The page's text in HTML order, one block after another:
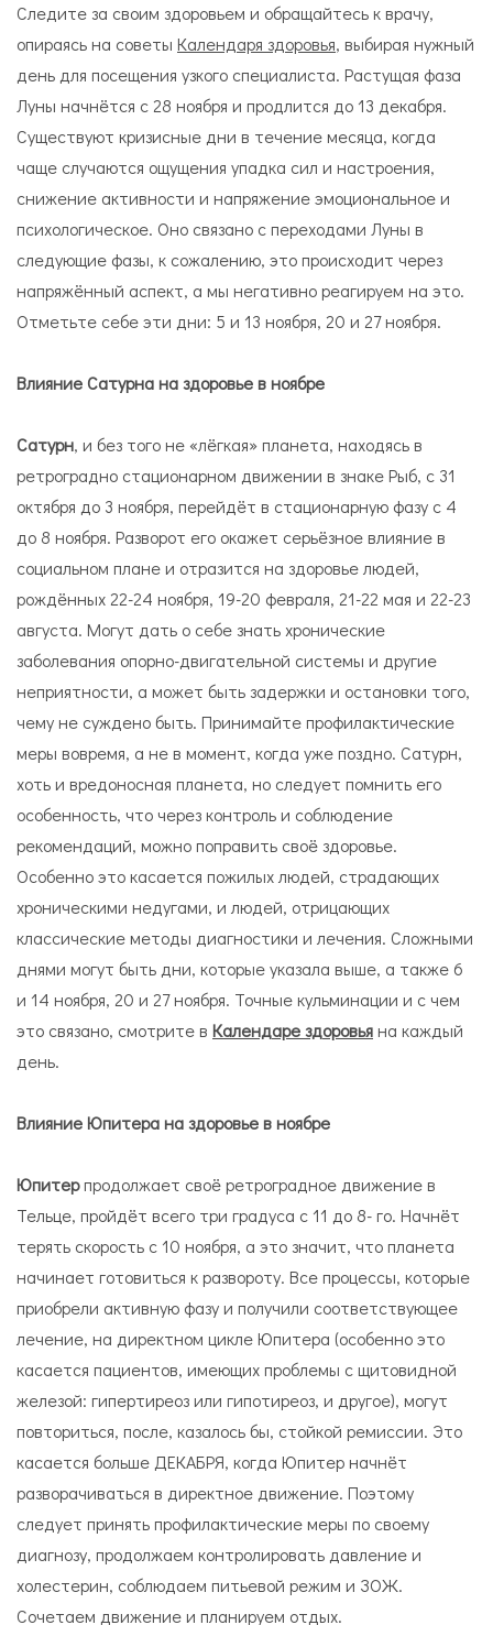
Следите за своим здоровьем и обращайтесь к врачу,
опираясь на советы Календаря здоровья, выбирая нужный
день для посещения узкого специалиста. Растущая фаза
Луны начнётся с 28 ноября и продлится до 13 декабря.
Существуют кризисные дни в течение месяца, когда
чаще случаются ощущения упадка сил и настроения,
снижение активности и напряжение эмоциональное и
психологическое. Оно связано с переходами Луны в
следующие фазы, к сожалению, это происходит через
напряжённый аспект, а мы негативно реагируем на это.
Отметьте себе эти дни: 5 и 13 ноября, 20 и 27 ноября.
Влияние Сатурна на здоровье в ноябре
Сатурн, и без того не «лёгкая» планета, находясь в
ретроградно стационарном движении в знаке Рыб, с 31
октября до 3 ноября, перейдёт в стационарную фазу с 4
до 8 ноября. Разворот его окажет серьёзное влияние в
социальном плане и отразится на здоровье людей,
рождённых 22-24 ноября, 19-20 февраля, 21-22 мая и 22-23
августа. Могут дать о себе знать хронические
заболевания опорно-двигательной системы и другие
неприятности, а может быть задержки и остановки того,
чему не суждено быть. Принимайте профилактические
меры вовремя, а не в момент, когда уже поздно. Сатурн,
хоть и вредоносная планета, но следует помнить его
особенность, что через контроль и соблюдение
рекомендаций, можно поправить своё здоровье.
Особенно это касается пожилых людей, страдающих
хроническими недугами, и людей, отрицающих
классические методы диагностики и лечения. Сложными
днями могут быть дни, которые указала выше, а также 6
и 14 ноября, 20 и 27 ноября. Точные кульминации и с чем
это связано, смотрите в Календаре здоровьяна каждый
день.
Влияние Юпитера на здоровье в ноябре
Юпитерпродолжает своё ретроградное движение в
Тельце, пройдёт всего три градуса с 11 до 8- го. Начнёт
терять скорость с 10 ноября, а это значит, что планета
начинает готовиться к развороту. Все процессы, которые
приобрели активную фазу и получили соответствующее
лечение, на директном цикле Юпитера (особенно это
касается пациентов, имеющих проблемы с щитовидной
железой: гипертиреоз или гипотиреоз, и другое), могут
повториться, после, казалось бы, стойкой ремиссии. Это
касается больше ДЕКАБРЯ, когда Юпитер начнёт
разворачиваться в директное движение. Поэтому
следует принять профилактические меры по своему
диагнозу, продолжаем контролировать давление и
холестерин, соблюдаем питьевой режим и ЗОЖ.
Сочетаем движение и планируем отдых.